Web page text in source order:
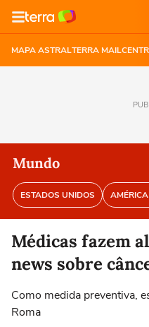
MAPA ASTRALTERRA MAIL
Mundo
ESTADOS UNIDOS
Médicas fazem
news sobre
Como medida preventiva,
Roma